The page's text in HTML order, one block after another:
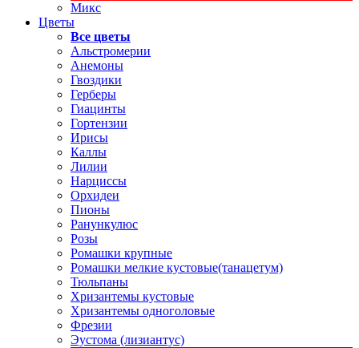
Микс
Цветы
Все цветы
Альстромерии
Анемоны
Гвоздики
Герберы
Гиацинты
Гортензии
Ирисы
Каллы
Лилии
Нарциссы
Орхидеи
Пионы
Ранункулюс
Розы
Ромашки крупные
Ромашки мелкие кустовые(танацетум)
Тюльпаны
Хризантемы кустовые
Хризантемы одноголовые
Фрезии
Эустома (лизиантус)